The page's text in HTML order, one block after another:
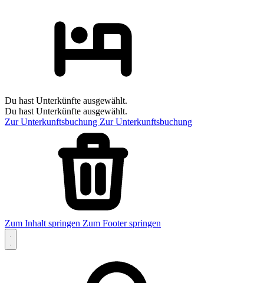
Du hast Unterkünfte ausgewählt.
Du hast Unterkünfte ausgewählt.
Zur Unterkunftsbuchung Zur Unterkunftsbuchung
Zum Inhalt springen Zum Footer springen